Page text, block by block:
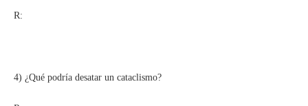
R:
4) ¿Qué podría desatar un cataclismo?